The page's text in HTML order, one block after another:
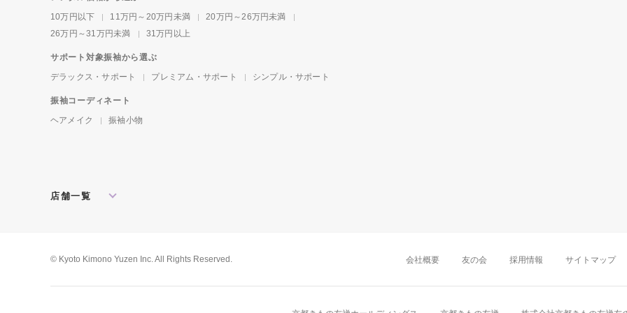
10万円以下
11万円～20万円未満
20万円～26万円未満
26万円～31万円未満
31万円以上
サポート対象振袖から選ぶ
デラックス・サポート
プレミアム・サポート シンプル・サポート
振袖コーディネート
ヘアメイク
振袖小物
店舗一覧
松戸店
東京本館 新宿店
八王子店
近畿
大阪難波店 京
岡山店 広島店
© Kyoto Kimono Yuzen Inc. All Rights Reserved. 会社概要 友の会 採用情報 サイトマップ